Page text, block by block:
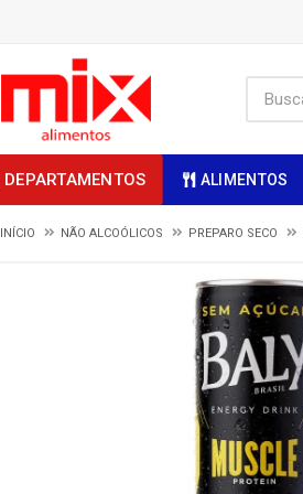
DEPARTAMENTOS ALIMENTOS
INÍCIO NÃO ALCOÓLICOS PREPARO SECO